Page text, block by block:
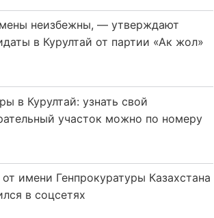
неизбежны, — утверждают
в Курултай от партии «Ак жол»
в Курултай: узнать свой
участок можно по номеру
имени Генпрокуратуры Казахстана
в соцсетях